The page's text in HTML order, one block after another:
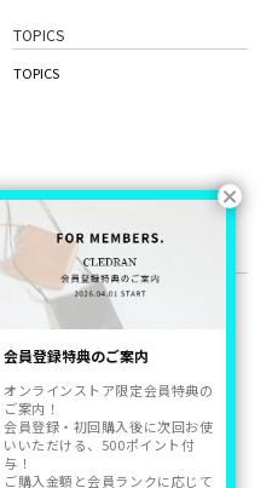
TOPICS
TOPICS
ONLINE STORE
the craft factory
品質管理について
ご利用ガイド
会員登録特典のご案内
オンラインストア限定会員特典の
ご案内！
会員登録・初回購入後に次回お使
いいただける、500ポイント付
与！
ご購入金額と会員ランクに応じて